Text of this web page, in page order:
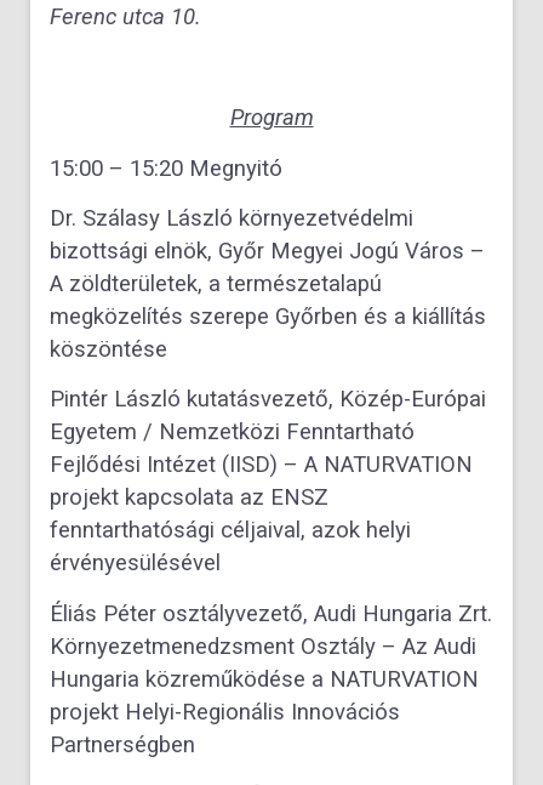
Ferenc utca 10.
Program
15:00 – 15:20 Megnyitó
Dr. Szálasy László környezetvédelmi
bizottsági elnök, Győr Megyei Jogú Város –
A zöldterületek, a természetalapú
megközelítés szerepe Győrben és a kiállítás
köszöntése
Pintér László kutatásvezető, Közép-Európai
Egyetem / Nemzetközi Fenntartható
Fejlődési Intézet (IISD) – A NATURVATION
projekt kapcsolata az ENSZ
fenntarthatósági céljaival, azok helyi
érvényesülésével
Éliás Péter osztályvezető, Audi Hungaria Zrt.
Környezetmenedzsment Osztály – Az Audi
Hungaria közreműködése a NATURVATION
projekt Helyi-Regionális Innovációs
Partnerségben